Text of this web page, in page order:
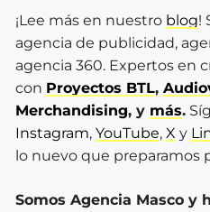
¡Lee más en nuestro blog!
agencia de publicidad,
agencia 360. Expertos en
con Proyectos BTL,
Merchandising, y más.
Instagram, YouTube, X y
lo nuevo que preparamos
Somos Agencia Masco y